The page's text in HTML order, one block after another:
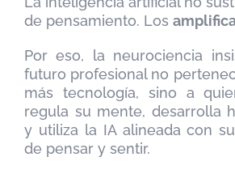
de pensamiento. Los
Por eso, la neurociencia
futuro profesional no
más tecnología, sino a
regula su mente, desarrolla
y utiliza la IA alineada con
de pensar y sentir.